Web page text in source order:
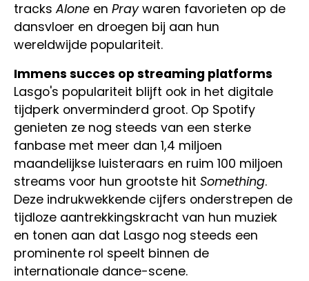
tracksAloneen Praywaren favorieten op de
dansvloer en droegen bij aan hun
wereldwijde populariteit.
Immens succes op streaming platforms
Lasgo's populariteit blijft ook in het digitale
tijdperk onverminderd groot. Op Spotify
genieten ze nog steeds van een sterke
fanbase met meer dan 1,4 miljoen
maandelijkse luisteraars en ruim 100 miljoen
streams voor hun grootste hit Something.
Deze indrukwekkende cijfers onderstrepen de
tijdloze aantrekkingskracht van hun muziek
en tonen aan dat Lasgo nog steeds een
prominente rol speelt binnen de
internationale dance-scene.